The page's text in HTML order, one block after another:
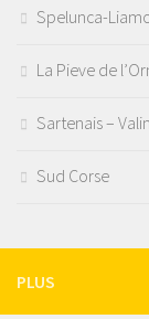
Spelunca-
La Pieve de
Sartenais –
Sud Corse
PLUS